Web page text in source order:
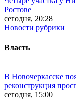
Ростове
сегодня, 20:28
Новости рубрики
Власть
В Новочеркасске
реконструкция
сегодня, 15:00